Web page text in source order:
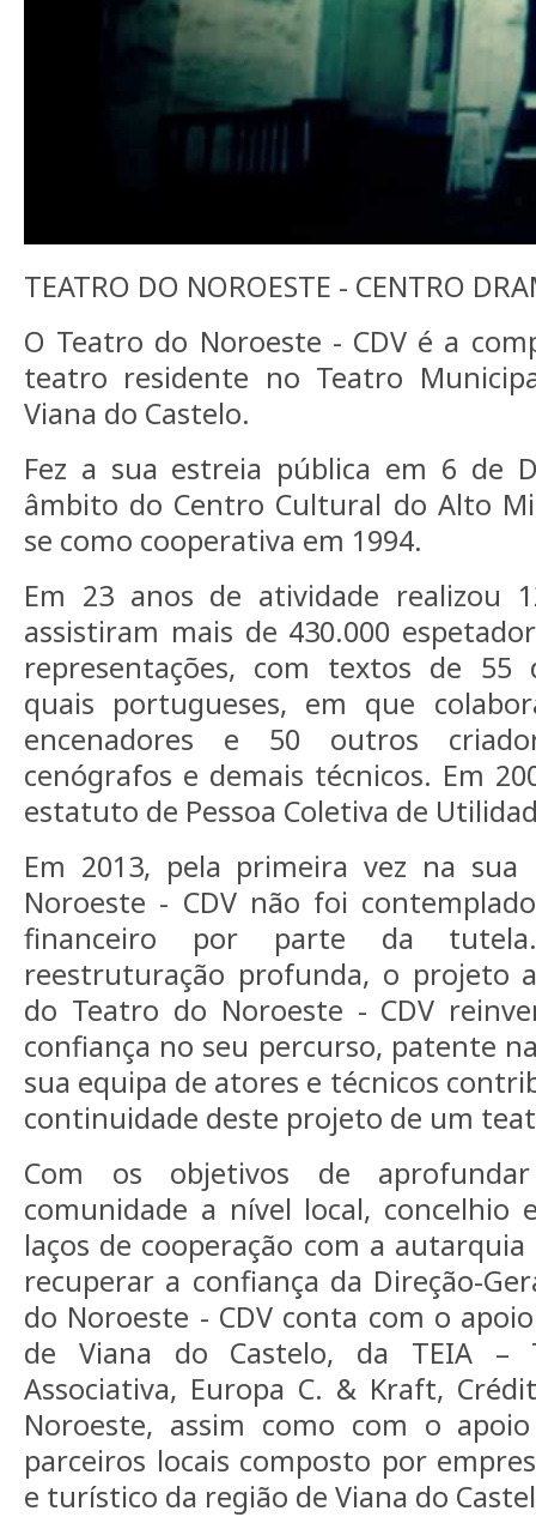
TEATRO DO NOROESTE - CENTRO
O Teatro do Noroeste - CDV é a
teatro residente no Teatro
Viana do Castelo.
Fez a sua estreia pública em 6 de
âmbito do Centro Cultural do Alto
se como cooperativa em 1994.
Em 23 anos de atividade realizou
assistiram mais de 430.000
representações, com textos de 55
quais portugueses, em que
encenadores e 50 outros
cenógrafos e demais técnicos. Em
estatuto de Pessoa Coletiva de
Em 2013, pela primeira vez na
Noroeste - CDV não foi
financeiro por parte da
reestruturação profunda, o projeto
do Teatro do Noroeste - CDV
confiança no seu percurso, patente
sua equipa de atores e técnicos
continuidade deste projeto de um
Com os objetivos de
comunidade a nível local, concelhio
laços de cooperação com a
recuperar a confiança da Direção-
do Noroeste - CDV conta com o
de Viana do Castelo, da TEIA –
Associativa, Europa C. & Kraft,
Noroeste, assim como com o
parceiros locais composto por
e turístico da região de Viana do